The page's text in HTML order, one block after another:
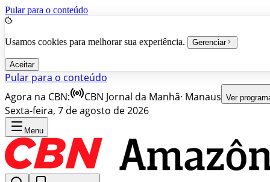
Pular para o conteúdo
Usamos cookies para melhorar sua experiência. Gerenciar
Aceitar
Pular para o conteúdo
Agora na CBN:
CBN Jornal da Manhã· Manaus Ver
Sexta-feira, 7 de agosto de 2026
Menu